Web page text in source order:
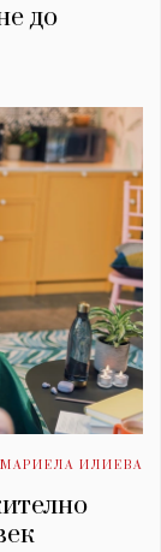
до
МАРИЕЛА ИЛИЕВА